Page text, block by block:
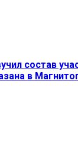
состав
в